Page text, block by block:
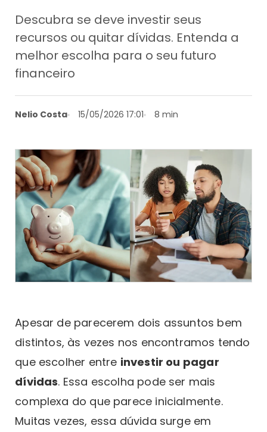
Descubra se deve investir seus
recursos ou quitar dívidas. Entenda a
melhor escolha para o seu futuro
financeiro
Nelio Costa 15/05/2026 17:01 8 min
Apesar de parecerem dois assuntos bem
distintos, às vezes nos encontramos tendo
que escolher entre investir ou pagar
dívidas. Essa escolha pode ser mais
complexa do que parece inicialmente.
Muitas vezes, essa dúvida surge em